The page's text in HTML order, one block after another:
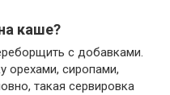
каше?
с добавками.
орехами, сиропами,
такая сервировка